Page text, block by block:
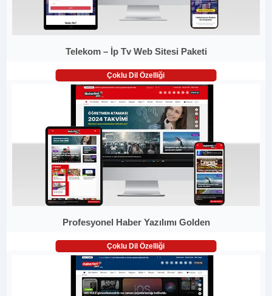
Telekom – İp Tv Web Sitesi Paketi
Çoklu Dil Özelliği
Profesyonel Haber Yazılımı Golden
Çoklu Dil Özelliği